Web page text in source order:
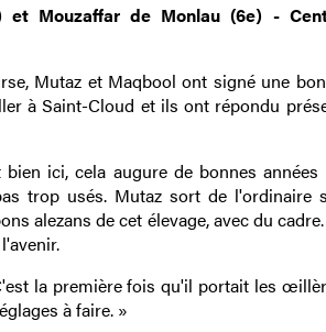
et Mouzaffar de Monlau (6e) -
Mutaz et Maqbool ont signé une
à Saint-Cloud et ils ont répondu
ici, cela augure de bonnes années
trop usés. Mutaz sort de l'ordinaire
alezans de cet élevage, avec du
la première fois qu'il portait les
à faire. »